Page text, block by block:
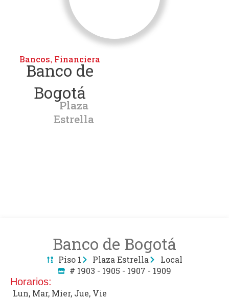
Bancos, Financiera
Banco de
Bogotá
Plaza
Estrella
Banco de Bogotá
Piso 1 Plaza Estrella
Local
# 1903 - 1905 - 1907 - 1909
Horarios:
Lun, Mar, Mier, Jue, Vie